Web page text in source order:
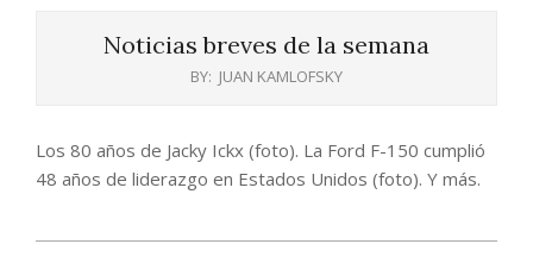
Noticias breves de la semana
BY: JUAN KAMLOFSKY
Los 80 años de Jacky Ickx (foto). La Ford F-150 cumplió
48 años de liderazgo en Estados Unidos (foto). Y más.